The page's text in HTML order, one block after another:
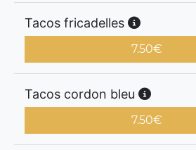
Tacos fricadelles
7.50€
Tacos cordon bleu
7.50€